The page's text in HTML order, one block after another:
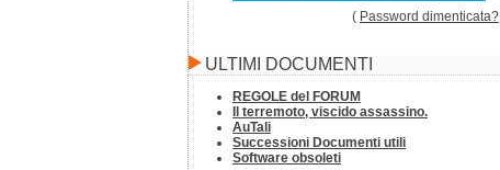
( Password dimenticata?
ULTIMI DOCUMENTI
REGOLE del FORUM
Il terremoto, viscido assassino.
AuTali
Successioni Documenti utili
Software obsoleti